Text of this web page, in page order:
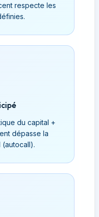
respecte les
du capital +
dépasse la